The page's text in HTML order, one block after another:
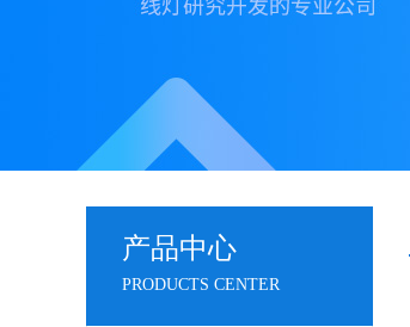
产品中心
PRODUCTS CENTER